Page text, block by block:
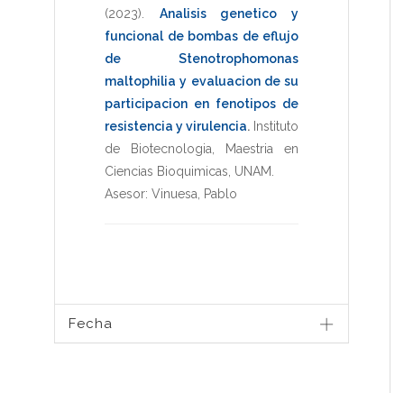
(2023)
Analisis genetico y
funcional de bombas de eflujo
de Stenotrophomonas
maltophilia y evaluacion de su
participacion en fenotipos de
resistencia y virulencia. Instituto
de Biotecnologia
Maestria en
Ciencias Bioquimicas UNAM
Asesor: Vinuesa, Pablo
Fecha